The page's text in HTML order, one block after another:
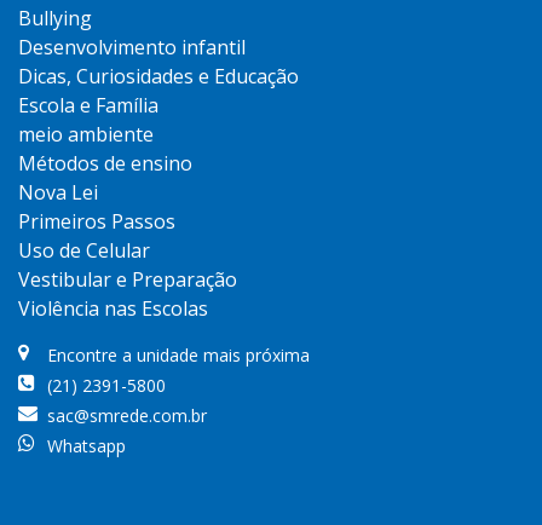
Bullying
Desenvolvimento infantil
Dicas, Curiosidades e Educação
Escola e Família
meio ambiente
Métodos de ensino
Nova Lei
Primeiros Passos
Uso de Celular
Vestibular e Preparação
Violência nas Escolas
Encontre a unidade mais próxima
(21) 2391-5800
sac@smrede.com.br
Whatsapp